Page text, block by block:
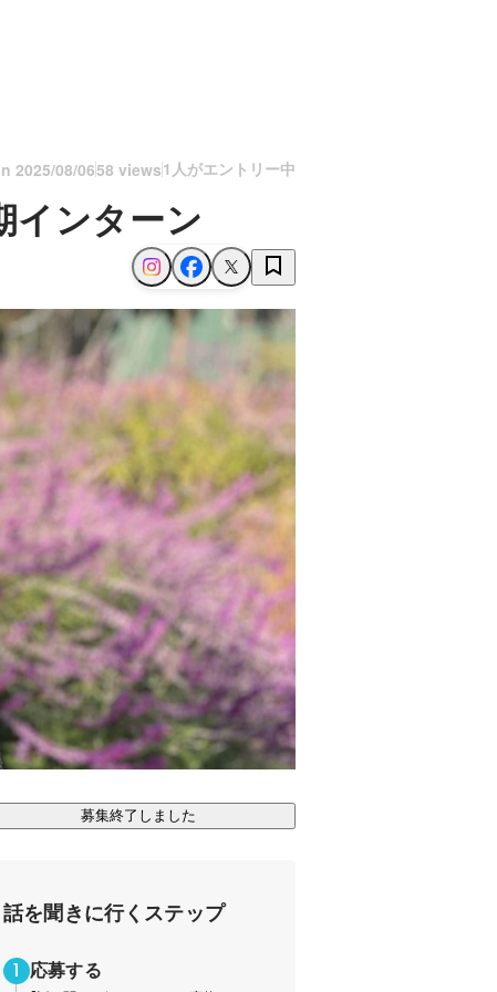
2025/08/0658 views1人がエントリー中
インターン
募集終了しました
話を聞きに行くステップ
応募する